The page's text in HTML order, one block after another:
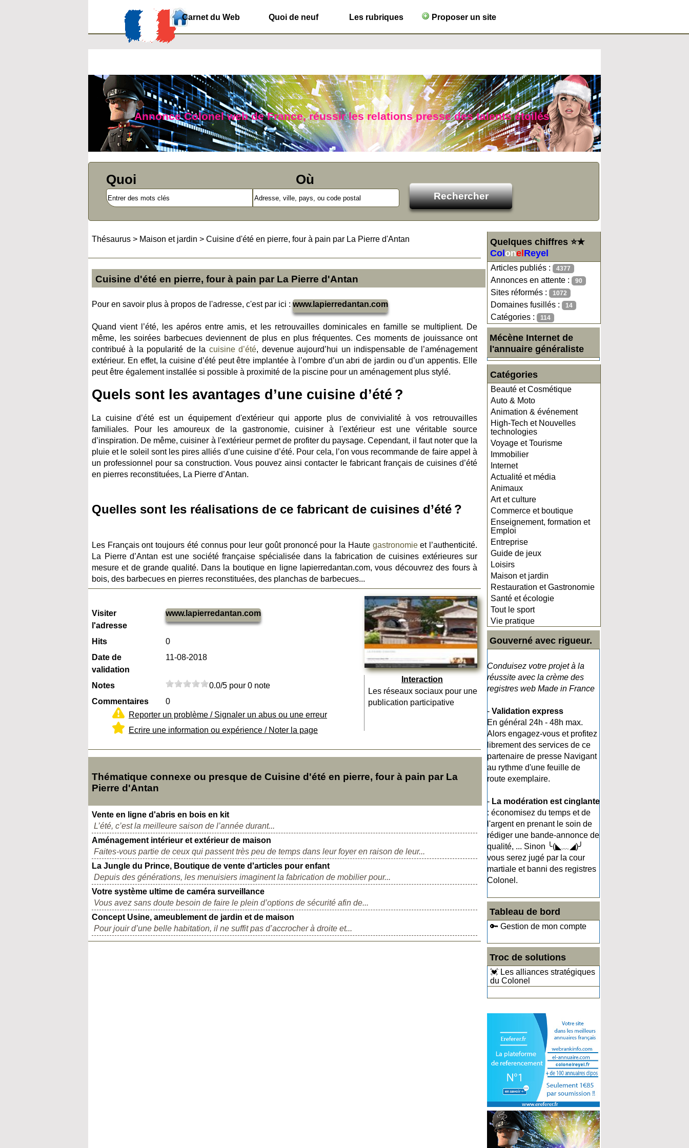
Carnet du Web Quoi de neuf Les rubriques Proposer un site
Annonce Colonel web de France, réussir les relations presse des talents étoilés
Quoi Où
Quelques chiffres ⭐★
Col onel Reyel
Articles publiés : 4377
Annonces en attente : 90
Sites réformés : 1072
Domaines fusillés : 14
Catégories : 114
Mécène Internet de
l'annuaire généraliste
Catégories
Beauté et Cosmétique
Auto & Moto
Animation & événement
High-Tech et Nouvelles
technologies
Voyage et Tourisme
Immobilier
Internet
Actualité et média
Animaux
Art et culture
Commerce et boutique
Enseignement, formation et
Emploi
Entreprise
Guide de jeux
Loisirs
Maison et jardin
Restauration et Gastronomie
Santé et écologie
Tout le sport
Vie pratique
Gouverné avec rigueur.
Conduisez votre projet à la
réussite avec la crème des
registres web Made in France
- Validation express
En général 24h - 48h max.
Alors engagez-vous et profitez
librement des services de ce
partenaire de presse Navigant
au rythme d'une feuille de
route exemplaire.
- La modération est cinglante
: économisez du temps et de
l'argent en prenant le soin de
rédiger une bande-annonce de
qualité, ... Sinon ╰(◣﹏◢)╯
vous serez jugé par la cour
martiale et banni des registres
Colonel.
Tableau de bord
🔑 Gestion de mon compte
Troc de solutions
💓 Les alliances stratégiques
du Colonel
Thésaurus > Maison et jardin > Cuisine d'été en pierre, four à pain par La Pierre d'Antan
Cuisine d'été en pierre, four à pain par La Pierre d'Antan
Pour en savoir plus à propos de l'adresse, c'est par ici :www.lapierredantan.com
Quand vient l’été, les apéros entre amis, et les retrouvailles dominicales en famille se multiplient. De
même, les soirées barbecues deviennent de plus en plus fréquentes. Ces moments de jouissance ont
contribué à la popularité de la cuisine d’été, devenue aujourd’hui un indispensable de l’aménagement
extérieur. En effet, la cuisine d’été peut être implantée à l’ombre d’un abri de jardin ou d’un appentis. Elle
peut être également installée si possible à proximité de la piscine pour un aménagement plus stylé.
Quels sont les avantages d’une cuisine d’été ?
La cuisine d’été est un équipement d'extérieur qui apporte plus de convivialité à vos retrouvailles
familiales. Pour les amoureux de la gastronomie, cuisiner à l'extérieur est une véritable source
d’inspiration. De même, cuisiner à l'extérieur permet de profiter du paysage. Cependant, il faut noter que la
pluie et le soleil sont les pires alliés d’une cuisine d’été. Pour cela, l’on vous recommande de faire appel à
un professionnel pour sa construction. Vous pouvez ainsi contacter le fabricant français de cuisines d’été
en pierres reconstituées, La Pierre d’Antan.
Quelles sont les réalisations de ce fabricant de cuisines d’été ?
Les Français ont toujours été connus pour leur goût prononcé pour la Haute gastronomieet l’authenticité.
La Pierre d’Antan est une société française spécialisée dans la fabrication de cuisines extérieures sur
mesure et de grande qualité. Dans la boutique en ligne lapierredantan.com, vous découvrez des fours à
bois, des barbecues en pierres reconstituées, des planchas de barbecues...
Visiter
l'adresse
www.lapierredantan.com
Hits
0
Date de
validation
11-08-2018
Notes
0.0/5 pour 0 note
Commentaires
0
Reporter un problème / Signaler un abus ou une erreur
Ecrire une information ou expérience / Noter la page
Interaction
Les réseaux sociaux pour une
publication participative
Thématique connexe ou presque de Cuisine d'été en pierre, four à pain par La
Pierre d'Antan
Vente en ligne d'abris en bois en kit
L’été, c’est la meilleure saison de l’année durant...
Aménagement intérieur et extérieur de maison
Faites-vous partie de ceux qui passent très peu de temps dans leur foyer en raison de leur...
La Jungle du Prince, Boutique de vente d'articles pour enfant
Depuis des générations, les menuisiers imaginent la fabrication de mobilier pour...
Votre système ultime de caméra surveillance
Vous avez sans doute besoin de faire le plein d’options de sécurité afin de...
Concept Usine, ameublement de jardin et de maison
Pour jouir d’une belle habitation, il ne suffit pas d’accrocher à droite et...